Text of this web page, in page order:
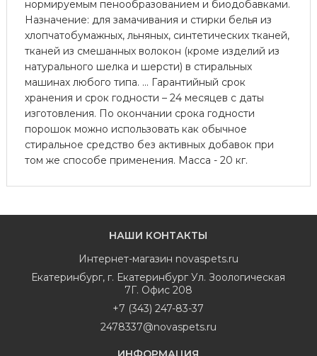
нормируемым пенообразованием и биодобавками.
Назначение: для замачивания и стирки белья из
хлопчатобумажных, льняных, синтетических тканей,
тканей из смешанных волокон (кроме изделий из
натурального шелка и шерсти) в стиральных
машинах любого типа. ... Гарантийный срок
хранения и срок годности – 24 месяцев с даты
изготовления. По окончании срока годности
порошок можно использовать как обычное
стиральное средство без активных добавок при
том же способе применения. Масса - 20 кг.
НАШИ КОНТАКТЫ
Интернет-магазин novaspets.ru
Екатеринбург, г. Екатеринбург Ул. Зоологическая
7Г. Офис 208
+7 (343) 247-83-37
2478337@novaspets.ru